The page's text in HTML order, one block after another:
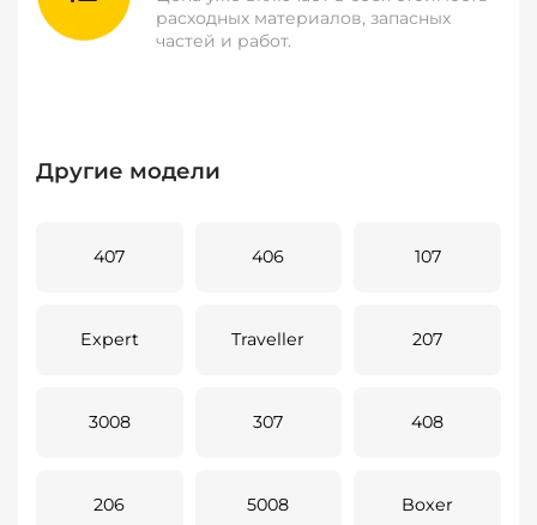
расходных материалов, запасных
частей и работ.
Другие модели
407 406 107
Expert Traveller 207
3008 307 408
206 5008 Boxer